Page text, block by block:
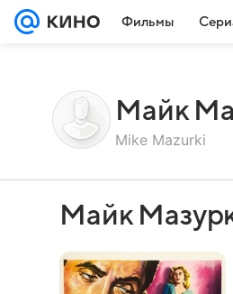
Фильмы
Майк
Mike Mazurki
Майк